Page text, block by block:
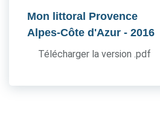
Mon littoral Provence
Alpes-Côte d'Azur - 2016
Télécharger la version .pdf